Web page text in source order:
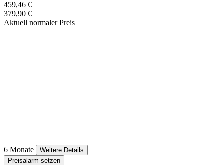
459,46 €
379,90 €
Aktuell normaler Preis
6 Monate
Weitere Details
Preisalarm setzen